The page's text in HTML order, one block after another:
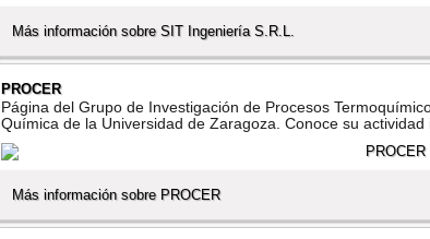
Más información sobre SIT Ingenierí­a S.R.L.
PROCER
Página del Grupo de Investigación de Procesos
Quí­mica de la Universidad de Zaragoza. Conoce su
Más información sobre PROCER